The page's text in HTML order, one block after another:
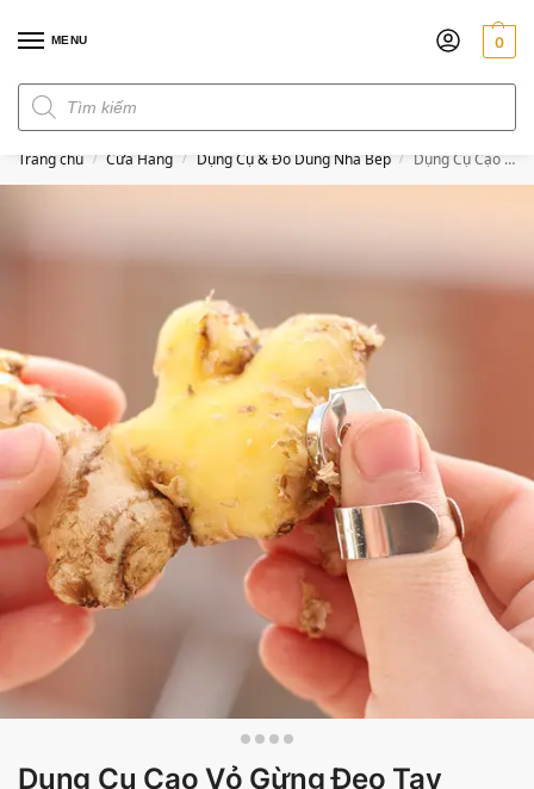
MENU 0
Trang chủ / Cửa Hàng / Dụng Cụ & Đồ Dùng Nhà Bếp / Dụng Cụ Cạo Vỏ Gừng Đeo Tay
Dụng Cụ Cạo Vỏ Gừng Đeo Tay